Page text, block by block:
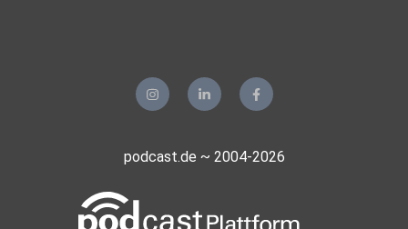
podcast.de ~ 2004-2026